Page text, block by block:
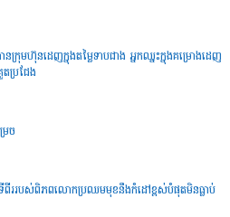
ក្រុមហ៊ុនដេញក្នុងតម្លៃទាបជាង អ្នកឈ្នះក្នុងគម្រោងដេញ
ប្រជែង
េច
ទីពីររបស់ពិភពលោកប្រឈមមុខនឹងកំដៅខ្ពស់បំផុតមិនធ្លាប់